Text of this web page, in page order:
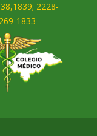
2228-
1833